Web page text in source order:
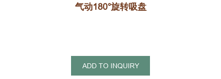
气动180°旋转吸盘
ADD TO INQUIRY